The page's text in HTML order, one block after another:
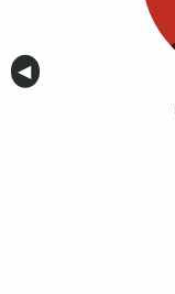
Anterior
◀︎